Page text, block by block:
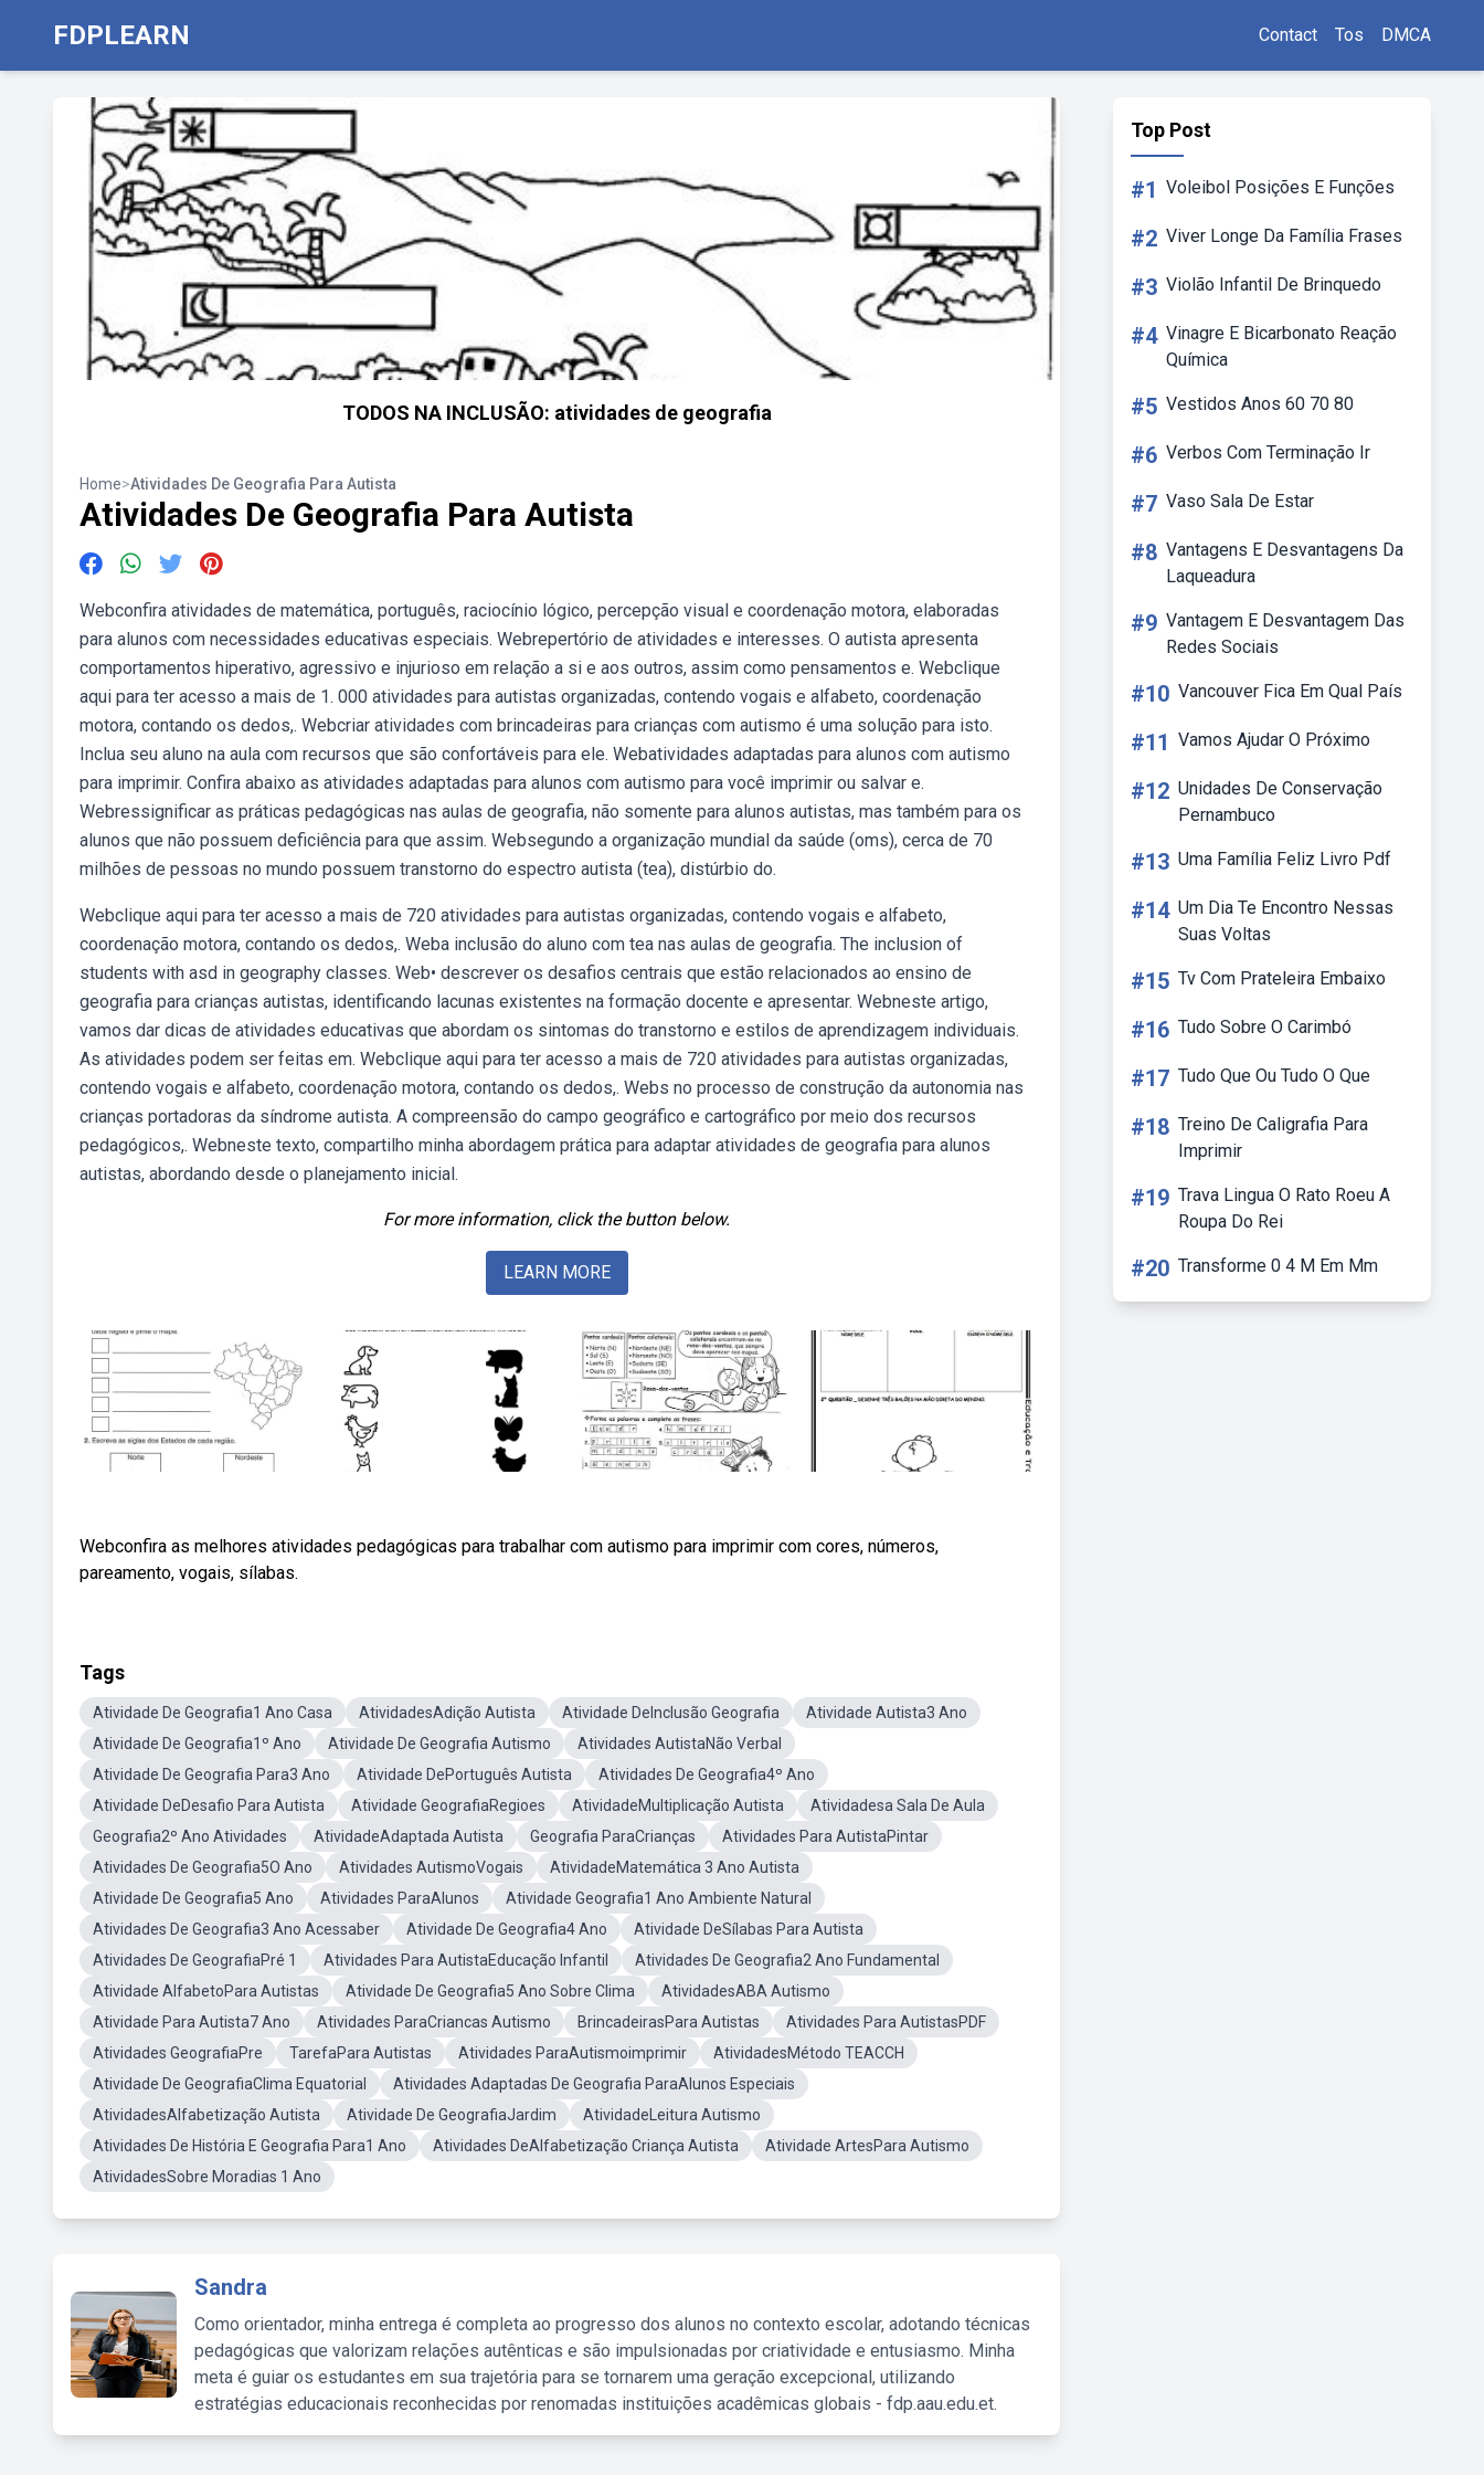
FDPLEARN Contact Tos DMCA
TODOS NA INCLUSÃO: atividades de geografia
Home>Atividades De Geografia Para Autista
Atividades De Geografia Para Autista
Webconfira atividades de matemática, português, raciocínio lógico, percepção visual e coordenação motora, elaboradas
para alunos com necessidades educativas especiais. Webrepertório de atividades e interesses. O autista apresenta
comportamentos hiperativo, agressivo e injurioso em relação a si e aos outros, assim como pensamentos e. Webclique
aqui para ter acesso a mais de 1. 000 atividades para autistas organizadas, contendo vogais e alfabeto, coordenação
motora, contando os dedos,. Webcriar atividades com brincadeiras para crianças com autismo é uma solução para isto.
Inclua seu aluno na aula com recursos que são confortáveis para ele. Webatividades adaptadas para alunos com autismo
para imprimir. Confira abaixo as atividades adaptadas para alunos com autismo para você imprimir ou salvar e.
Webressignificar as práticas pedagógicas nas aulas de geografia, não somente para alunos autistas, mas também para os
alunos que não possuem deficiência para que assim. Websegundo a organização mundial da saúde (oms), cerca de 70
milhões de pessoas no mundo possuem transtorno do espectro autista (tea), distúrbio do.
Webclique aqui para ter acesso a mais de 720 atividades para autistas organizadas, contendo vogais e alfabeto,
coordenação motora, contando os dedos,. Weba inclusão do aluno com tea nas aulas de geografia. The inclusion of
students with asd in geography classes. Web• descrever os desafios centrais que estão relacionados ao ensino de
geografia para crianças autistas, identificando lacunas existentes na formação docente e apresentar. Webneste artigo,
vamos dar dicas de atividades educativas que abordam os sintomas do transtorno e estilos de aprendizagem individuais.
As atividades podem ser feitas em. Webclique aqui para ter acesso a mais de 720 atividades para autistas organizadas,
contendo vogais e alfabeto, coordenação motora, contando os dedos,. Webs no processo de construção da autonomia nas
crianças portadoras da síndrome autista. A compreensão do campo geográfico e cartográfico por meio dos recursos
pedagógicos,. Webneste texto, compartilho minha abordagem prática para adaptar atividades de geografia para alunos
autistas, abordando desde o planejamento inicial.
For more information, click the button below.
LEARN MORE
Webconfira as melhores atividades pedagógicas para trabalhar com autismo para imprimir com cores, números,
pareamento, vogais, sílabas.
Tags
Atividade De Geografia1 Ano Casa AtividadesAdição Autista Atividade DeInclusão Geografia
Atividade Autista3 Ano
Atividade De Geografia1º Ano
Atividade De Geografia Autismo
Atividades AutistaNão Verbal
Atividade De Geografia Para3 Ano
Atividade DePortuguês Autista
Atividades De Geografia4º Ano
Atividade DeDesafio Para Autista
Atividade GeografiaRegioes AtividadeMultiplicação Autista
Atividadesa Sala De Aula
Geografia2º Ano Atividades
AtividadeAdaptada Autista Geografia ParaCrianças
Atividades Para AutistaPintar
Atividades De Geografia5O Ano
Atividades AutismoVogais
AtividadeMatemática 3 Ano Autista
Atividade De Geografia5 Ano
Atividades ParaAlunos
Atividade Geografia1 Ano Ambiente Natural
Atividades De Geografia3 Ano Acessaber
Atividade De Geografia4 Ano
Atividade DeSílabas Para Autista
Atividades De GeografiaPré 1
Atividades Para AutistaEducação Infantil
Atividades De Geografia2 Ano Fundamental
Atividade AlfabetoPara Autistas
Atividade De Geografia5 Ano Sobre Clima
AtividadesABA Autismo
Atividade Para Autista7 Ano
Atividades ParaCriancas Autismo BrincadeirasPara Autistas
Atividades Para AutistasPDF
Atividades GeografiaPre
TarefaPara Autistas Atividades ParaAutismoimprimir
AtividadesMétodo TEACCH
Atividade De GeografiaClima Equatorial
Atividades Adaptadas De Geografia ParaAlunos Especiais
AtividadesAlfabetização Autista
Atividade De GeografiaJardim
AtividadeLeitura Autismo
Atividades De História E Geografia Para1 Ano
Atividades DeAlfabetização Criança Autista
Atividade ArtesPara Autismo
AtividadesSobre Moradias 1 Ano
Sandra
Como orientador, minha entrega é completa ao progresso dos alunos no contexto escolar, adotando técnicas
pedagógicas que valorizam relações autênticas e são impulsionadas por criatividade e entusiasmo. Minha
meta é guiar os estudantes em sua trajetória para se tornarem uma geração excepcional, utilizando
estratégias educacionais reconhecidas por renomadas instituições acadêmicas globais - fdp.aau.edu.et.
Top Post
#1 Voleibol Posições E Funções
#2 Viver Longe Da Família Frases
#3 Violão Infantil De Brinquedo
#4 Vinagre E Bicarbonato Reação
Química
#5 Vestidos Anos 60 70 80
#6 Verbos Com Terminação Ir
#7 Vaso Sala De Estar
#8 Vantagens E Desvantagens Da
Laqueadura
#9 Vantagem E Desvantagem Das
Redes Sociais
#10 Vancouver Fica Em Qual País
#11 Vamos Ajudar O Próximo
#12 Unidades De Conservação
Pernambuco
#13 Uma Família Feliz Livro Pdf
#14 Um Dia Te Encontro Nessas
Suas Voltas
#15 Tv Com Prateleira Embaixo
#16 Tudo Sobre O Carimbó
#17 Tudo Que Ou Tudo O Que
#18 Treino De Caligrafia Para
Imprimir
#19 Trava Lingua O Rato Roeu A
Roupa Do Rei
#20 Transforme 0 4 M Em Mm